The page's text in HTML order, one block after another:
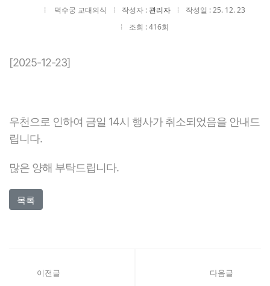
덕수궁 교대의식 작성자 : 관리자
작성일 : 25. 12. 23
조회 : 416회
[2025-12-23]
우천으로 인하여 금일 14시 행사가 취소되었음을 안내드
립니다.
많은 양해 부탁드립니다.
목록
이전글 다음글